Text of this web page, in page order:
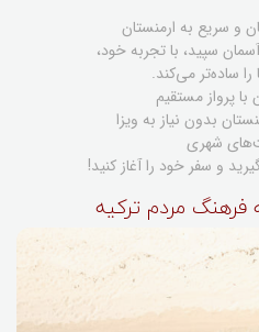
و سریع به ارمنستان
سپید، با تجربه خود،
ساده‌تر می‌کند.
پرواز مستقیم
بدون نیاز به ویزا
شهری
و سفر خود را آغاز کنید!
فرهنگ مردم ترکیه